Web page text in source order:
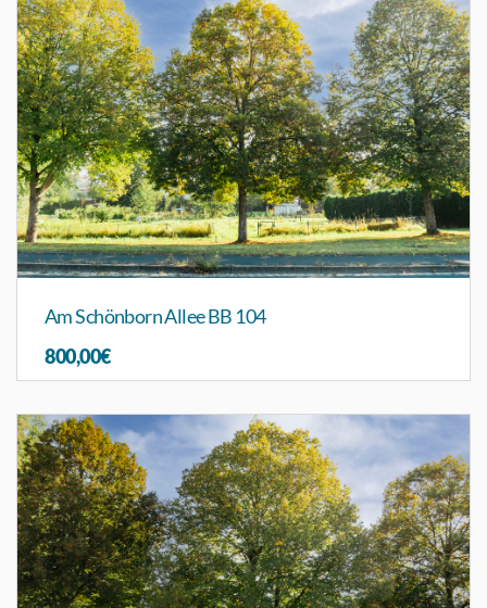
Am Schönborn Allee BB 104
800,00€